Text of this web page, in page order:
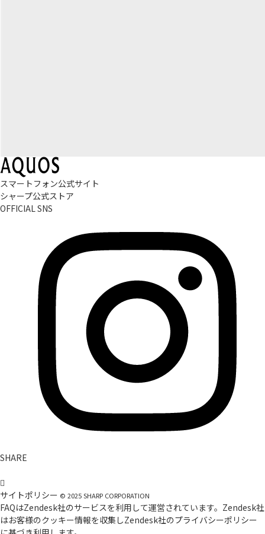
スマートフォン公式サイト
シャープ公式ストア
OFFICIAL SNS
SHARE
サイトポリシー © 2025SHARP CORPORATION
FAQはZendesk社のサービスを利用して運営されています。Zendesk社
はお客様のクッキー情報を収集しZendesk社のプライバシーポリシー